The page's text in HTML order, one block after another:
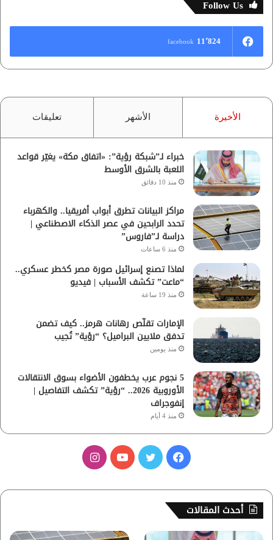
Follow Us
11٬824 facebook
الأخيرة الأشهر تعليقات
خبراء لـ”شبكة رؤية”: «اتفاق مكة» يغيّر قواعد
اللعبة بالشرق الأوسط
منذ 10 دقائق
مراكز البيانات تطرق أبواب أفريقيا.. والكهرباء
تحدد الرابحين في عصر الذكاء الاصطناعي |
دراسة لـ”فاروس”
منذ 6 ساعات
لماذا تصنع إسرائيل صورة مصر كخطر عسكري..
“ماعت” تكشف الأسباب | فيديو
منذ 19 ساعة
الإمارات تقلّص رهانات هرمز.. كيف تضمن
تدفق ملايين البراميل؟ “رؤية” تُجيب
منذ يومين
5 نجوم عرب يخطفون الأضواء بسوق الانتقالات
الأوروبية 2026.. “رؤية” تكشف التفاصيل |
إنفوجراف
منذ 4 أيام
س
ب
ي
ت
أحدث المقالات